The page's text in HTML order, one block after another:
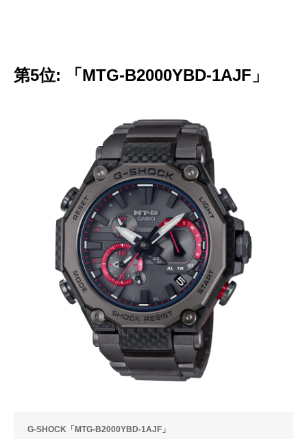
第5位: 「MTG-B2000YBD-1AJF」
G-SHOCK「MTG-B2000YBD-1AJF」